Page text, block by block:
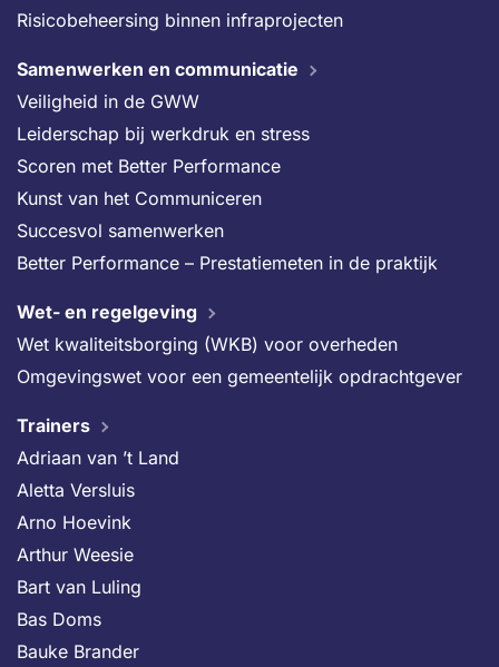
Risicobeheersing binnen infraprojecten
Samenwerken en communicatie
Veiligheid in de GWW
Leiderschap bij werkdruk en stress
Scoren met Better Performance
Kunst van het Communiceren
Succesvol samenwerken
Better Performance – Prestatiemeten in de praktijk
Wet- en regelgeving
Wet kwaliteitsborging (WKB) voor overheden
Omgevingswet voor een gemeentelijk opdrachtgever
Trainers
Adriaan van ’t Land
Aletta Versluis
Arno Hoevink
Arthur Weesie
Bart van Luling
Bas Doms
Bauke Brander